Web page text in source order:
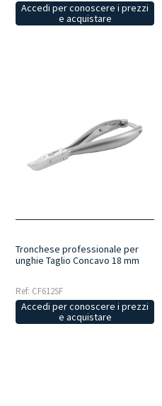
Accedi per conoscere i prezzi
e acquistare
Tronchese professionale per
unghie Taglio Concavo 18 mm
Ref: CF612SF
Accedi per conoscere i prezzi
e acquistare